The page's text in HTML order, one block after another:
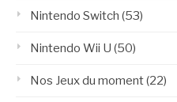
Nintendo Switch (53)
Nintendo Wii U (50)
Nos Jeux du moment(22)